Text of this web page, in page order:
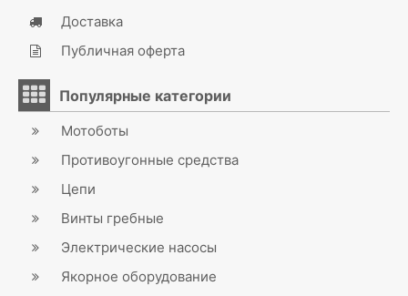
Доставка
Публичная оферта
Популярные категории
Мотоботы
Противоугонные средства
Цепи
Винты гребные
Электрические насосы
Якорное оборудование